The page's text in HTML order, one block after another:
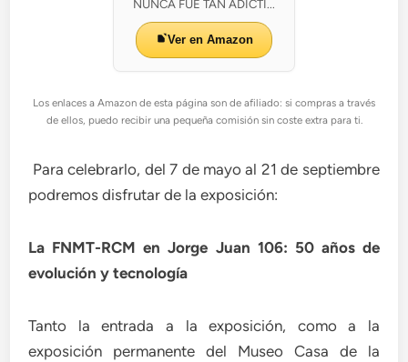
NUNCA FUE TAN ADICTI...
Ver en Amazon
Los enlaces a Amazon de esta página son de afiliado: si compras a través
de ellos, puedo recibir una pequeña comisión sin coste extra para ti.
Para celebrarlo, del 7 de mayo al 21 de septiembre
podremos disfrutar de la exposición:
La FNMT-RCM en Jorge Juan 106: 50 años de
evolución y tecnología
Tanto la entrada a la exposición, como a la
exposición permanente del Museo Casa de la